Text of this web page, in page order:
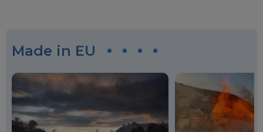
Made in EU